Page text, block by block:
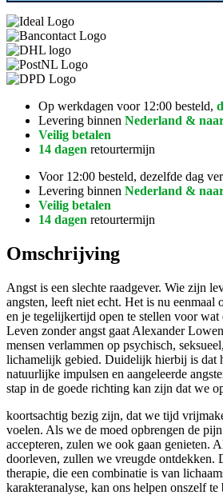
Op werkdagen voor 12:00 besteld,
Levering binnen Nederland &
Veilig betalen
14 dagen retourtermijn
Voor 12:00 besteld, dezelfde dag
Levering binnen Nederland &
Veilig betalen
14 dagen retourtermijn
Omschrijving
Angst is een slechte raadgever. Wie zijn
angsten, leeft niet echt. Het is nu eenmaal
en je tegelijkertijd open te stellen voor
Leven zonder angst gaat Alexander
mensen verlammen op psychisch,
lichamelijk gebied. Duidelijk hierbij is dat
natuurlijke impulsen en aangeleerde
stap in de goede richting kan zijn dat we
koortsachtig bezig zijn, dat we tijd
voelen. Als we de moed opbrengen de
accepteren, zulen we ook gaan genieten.
doorleven, zullen we vreugde ontdekken.
therapie, die een combinatie is van
karakteranalyse, kan ons helpen onszelf